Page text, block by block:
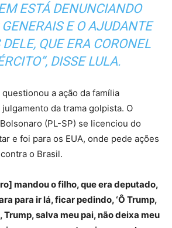
ESTÁ DENUNCIANDO
E O AJUDANTE
QUE ERA CORONEL
DISSE LULA.
a ação da família
da trama golpista. O
(PL-SP) se licenciou do
e foi para os EUA, onde pede ações
o Brasil.
mandou o filho, que era deputado,
para ir lá, ficar pedindo, ‘Ô Trump,
Trump, salva meu pai, não deixa meu